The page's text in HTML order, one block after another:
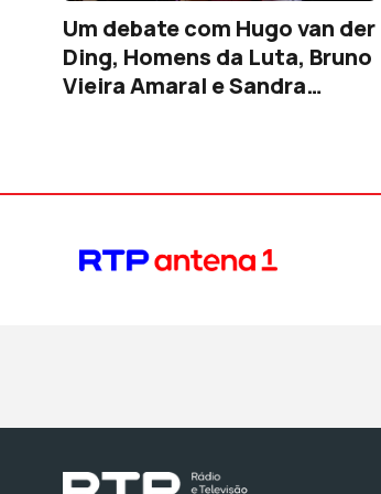
Um debate com Hugo van der
Ding, Homens da Luta, Bruno
Vieira Amaral e Sandra